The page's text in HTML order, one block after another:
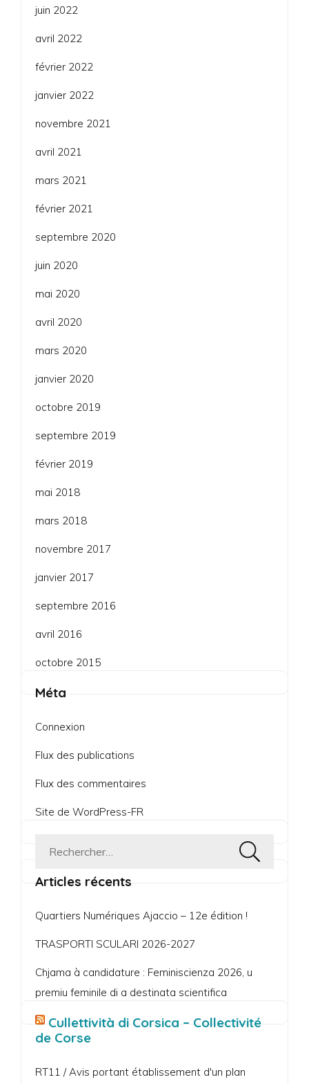
juin 2022
avril 2022
février 2022
janvier 2022
novembre 2021
avril 2021
mars 2021
février 2021
septembre 2020
juin 2020
mai 2020
avril 2020
mars 2020
janvier 2020
octobre 2019
septembre 2019
février 2019
mai 2018
mars 2018
novembre 2017
janvier 2017
septembre 2016
avril 2016
octobre 2015
Méta
Connexion
Flux des publications
Flux des commentaires
Site de WordPress-FR
Rechercher :
Articles récents
Quartiers Numériques Ajaccio – 12e édition !
TRASPORTI SCULARI 2026-2027
Chjama à candidature : Feminiscienza 2026, u
premiu feminile di a destinata scientifica
Cullettività di Corsica – Collectivité
de Corse
RT11 / Avis portant établissement d'un plan